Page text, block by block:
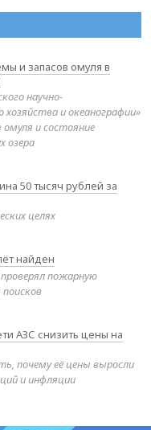
и запасов омуля в
научно-
и океанографии»
и состояние
озера
50 тысяч рублей за
целях
найден
пожарную
АЗС снизить цены на
почему её цены выросли
и инфляции